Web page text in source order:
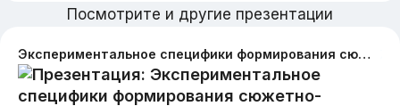
Посмотрите и другие презентации
Экспериментальное специфики формирования сюжетно-ролевой игры у детей старшего дошкольного возраста с нарушением интеллекта